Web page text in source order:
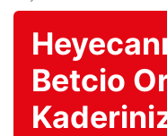
Betcio